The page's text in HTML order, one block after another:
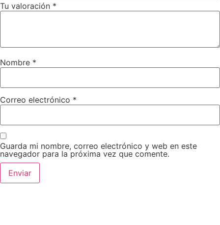
Tu valoración *
Nombre *
Correo electrónico *
Guarda mi nombre, correo electrónico y web en este
navegador para la próxima vez que comente.